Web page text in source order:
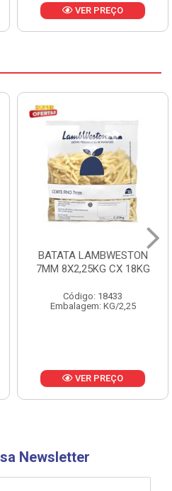
VER PREÇO
BATATA LAMBWESTON
7MM 8X2,25KG CX 18KG
Código: 18433
Embalagem: KG/2,25
VER PREÇO
Newsletter